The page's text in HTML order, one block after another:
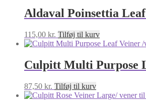
Aldaval Poinsettia
115,00 kr. Tilføj til kurv
Culpitt Multi Purpose
87,50 kr. Tilføj til kurv